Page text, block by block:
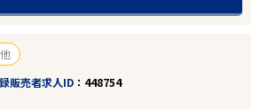
販売者求人ID 448754